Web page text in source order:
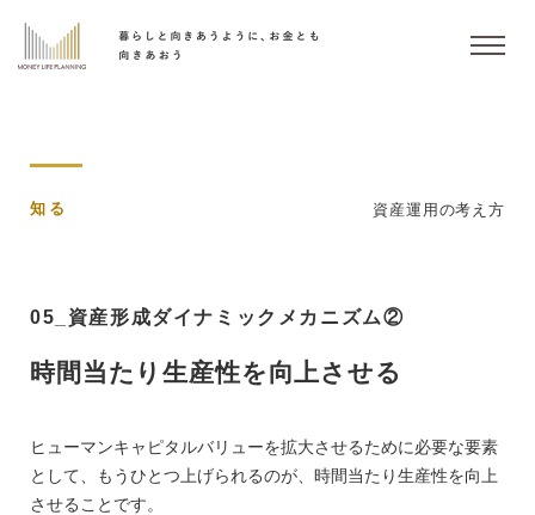
知る 資産運用の考え方
05_資産形成ダイナミックメカニズム②
時間当たり生産性を向上させる
ヒューマンキャピタルバリューを拡大させるために必要な要素
として、もうひとつ上げられるのが、時間当たり生産性を向上
させることです。